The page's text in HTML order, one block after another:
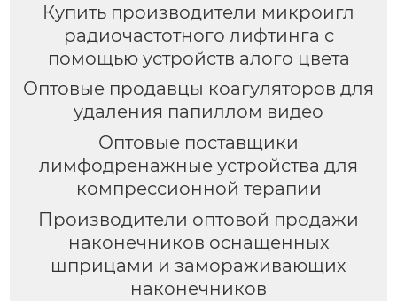
Купить производители микроигл
радиочастотного лифтинга с
помощью устройств алого цвета
Оптовые продавцы коагуляторов для
удаления папиллом видео
Оптовые поставщики
лимфодренажные устройства для
компрессионной терапии
Производители оптовой продажи
наконечников оснащенных
шприцами и замораживающих
наконечников